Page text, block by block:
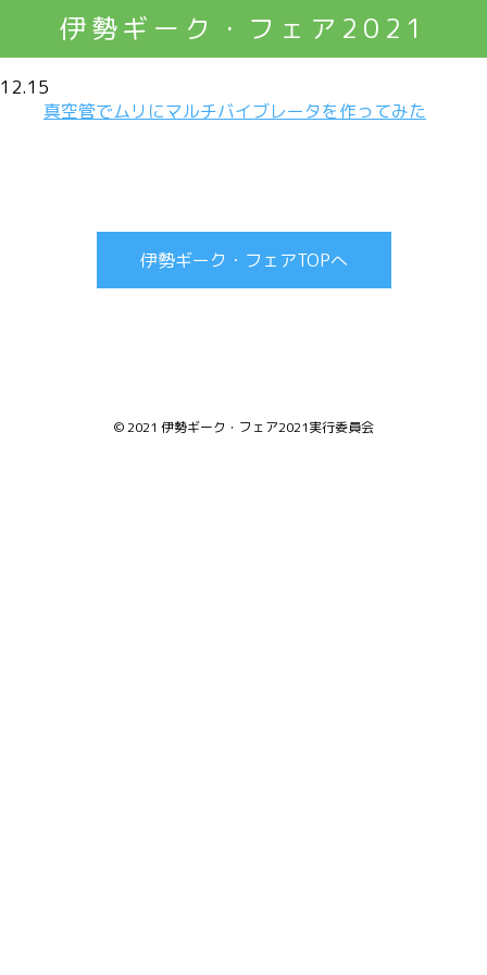
伊勢ギーク・フェア2021
12.15
真空管でムリにマルチバイブレータを作ってみた
伊勢ギーク・フェアTOPへ
© 2021 伊勢ギーク・フェア2021実行委員会